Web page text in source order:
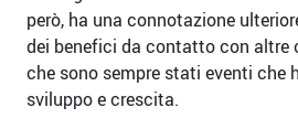
però, ha una connotazione
dei benefici da contatto con altre
che sono sempre stati eventi che
sviluppo e crescita.